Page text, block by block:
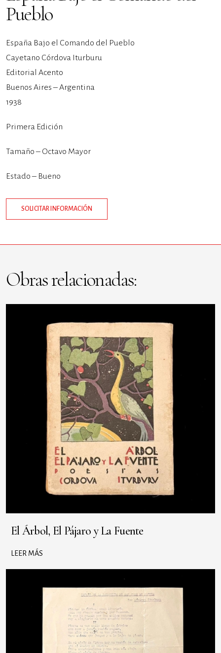
Pueblo
España Bajo el Comando del Pueblo
Cayetano Córdova Iturburu
Editorial Acento
Buenos Aires – Argentina
1938
Primera Edición
Tamaño – Octavo Mayor
Estado – Bueno
SOLICITAR INFORMACIÓN
Obras relacionadas:
El Árbol, El Pájaro y La Fuente
LEER MÁS